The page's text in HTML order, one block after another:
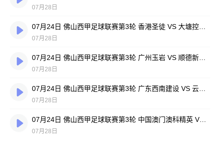
07月28日
07月28日
07月28日
07月28日
07月24日 佛山西甲足球联赛第3轮 中国澳门澳科精英 VS 藝品高國際 全场录像
07月28日